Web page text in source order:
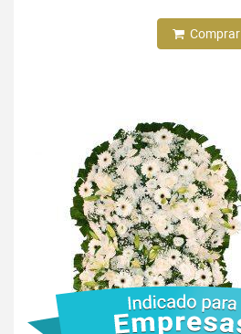
Comprar